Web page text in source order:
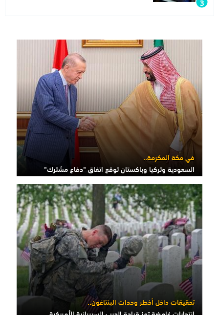
في مكة المكرمة..
السعودية وتركيا وباكستان توقع اتفاق "دفاع مشترك"
تحقيقات داخل أخطر وحدات البنتاغون..